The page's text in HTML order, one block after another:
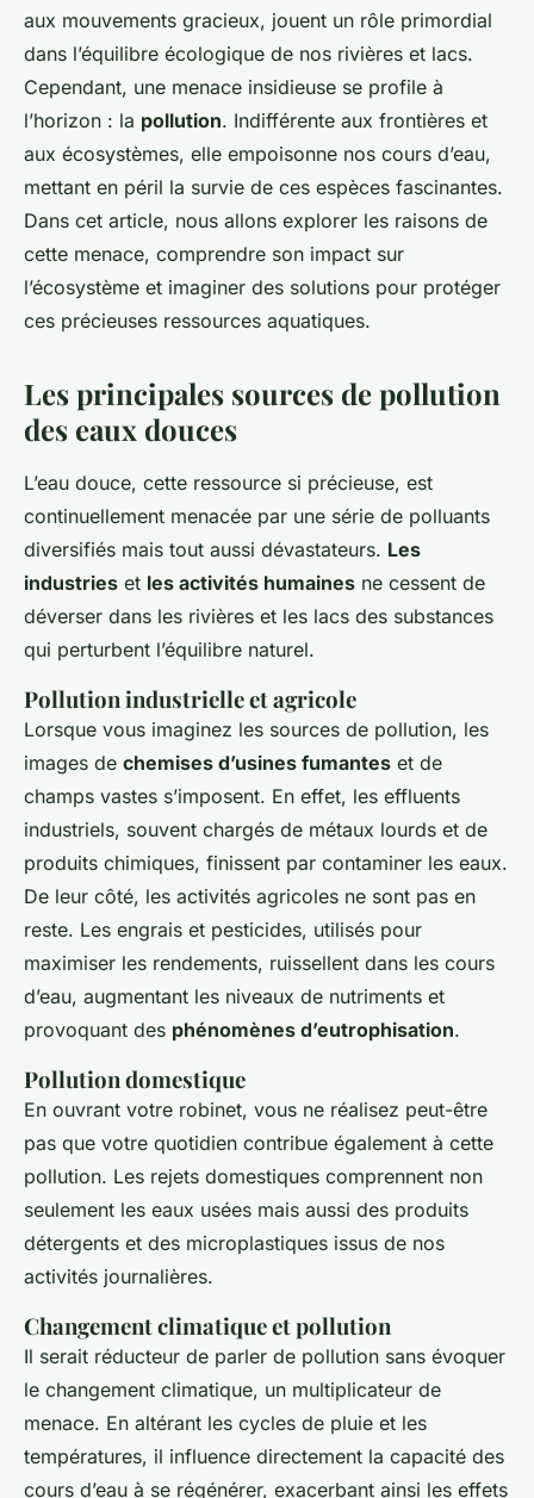
aux mouvements gracieux, jouent un rôle primordial
dans l’équilibre écologique de nos rivières et lacs.
Cependant, une menace insidieuse se profile à
l’horizon : la pollution. Indifférente aux frontières et
aux écosystèmes, elle empoisonne nos cours d’eau,
mettant en péril la survie de ces espèces fascinantes.
Dans cet article, nous allons explorer les raisons de
cette menace, comprendre son impact sur
l’écosystème et imaginer des solutions pour protéger
ces précieuses ressources aquatiques.
Les principales sources de pollution
des eaux douces
L’eau douce, cette ressource si précieuse, est
continuellement menacée par une série de polluants
diversifiés mais tout aussi dévastateurs. Les
industries et les activités humaines ne cessent de
déverser dans les rivières et les lacs des substances
qui perturbent l’équilibre naturel.
Pollution industrielle et agricole
Lorsque vous imaginez les sources de pollution, les
images de chemises d’usines fumantes et de
champs vastes s’imposent. En effet, les effluents
industriels, souvent chargés de métaux lourds et de
produits chimiques, finissent par contaminer les eaux.
De leur côté, les activités agricoles ne sont pas en
reste. Les engrais et pesticides, utilisés pour
maximiser les rendements, ruissellent dans les cours
d’eau, augmentant les niveaux de nutriments et
provoquant des phénomènes d’eutrophisation.
Pollution domestique
En ouvrant votre robinet, vous ne réalisez peut-être
pas que votre quotidien contribue également à cette
pollution. Les rejets domestiques comprennent non
seulement les eaux usées mais aussi des produits
détergents et des microplastiques issus de nos
activités journalières.
Changement climatique et pollution
Il serait réducteur de parler de pollution sans évoquer
le changement climatique, un multiplicateur de
menace. En altérant les cycles de pluie et les
températures, il influence directement la capacité des
cours d’eau à se régénérer, exacerbant ainsi les effets